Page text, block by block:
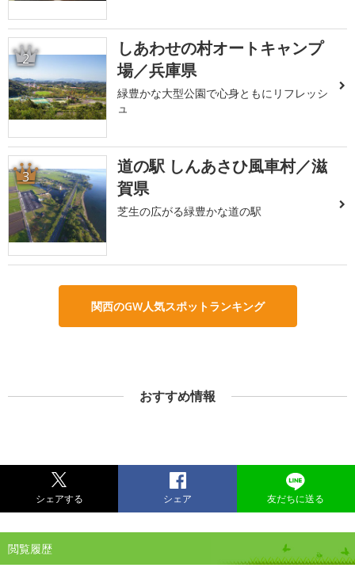
2
しあわせの村オートキャンプ
場／兵庫県
緑豊かな大型公園で心身ともにリフレッシ
ュ
3
道の駅 しんあさひ風車村／滋
賀県
芝生の広がる緑豊かな道の駅
関西のGW人気スポットランキング
おすすめ情報
シェアする シェア 友だちに送る
閲覧履歴